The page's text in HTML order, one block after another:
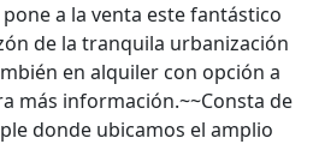
a la venta este fantástico
de la tranquila urbanización
en alquiler con opción a
más información.~~Consta de
donde ubicamos el amplio